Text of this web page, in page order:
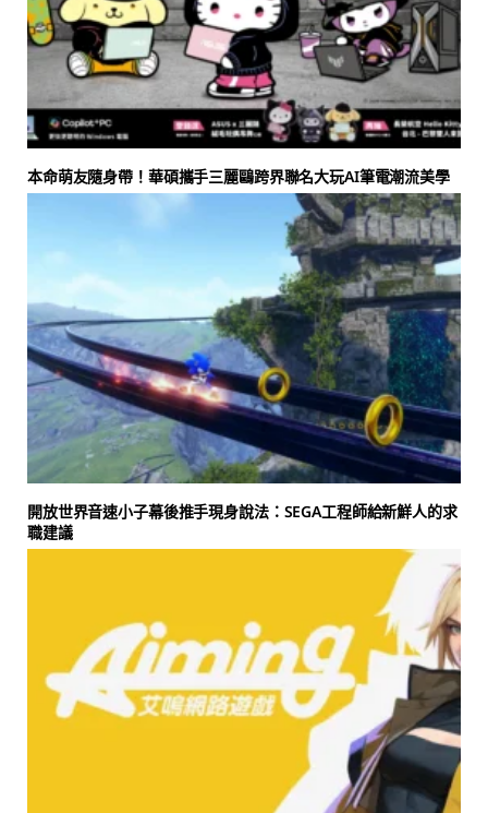
本命萌友隨身帶！華碩攜手三麗鷗跨界聯名大玩AI筆電潮流美學
開放世界音速小子幕後推手現身說法：SEGA工程師給新鮮人的求
職建議